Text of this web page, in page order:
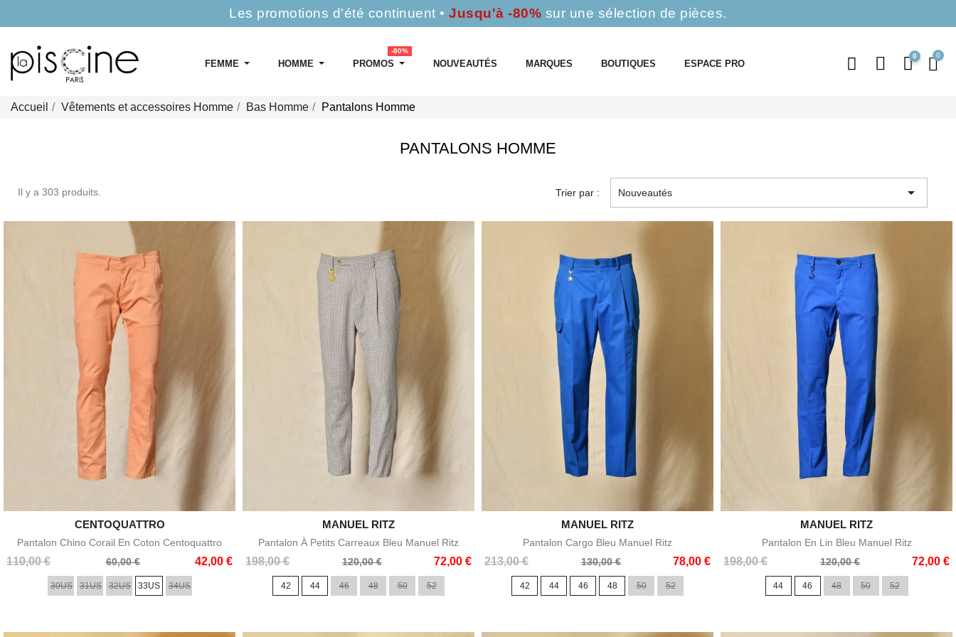
Les promotions d'été continuent •Jusqu'à -80% sur une sélection de pièces.
FEMME HOMME PROMOS
-80%
NOUVEAUTÉS MARQUES BOUTIQUES ESPACE PRO
0
Accueil Vêtements et accessoires Homme Bas Homme Pantalons Homme
PANTALONS HOMME
Il y a 303 produits. Trier par : Nouveautés 
Aperçu rapide
CENTOQUATTRO
Pantalon Chino Corail En Coton Centoquattro
110,00 €
Prix
60,00 € 42,00 €
Prix
30US 31US 32US 33US 34US
Aperçu rapide
MANUEL RITZ
Pantalon À Petits Carreaux Bleu Manuel Ritz
198,00 €
Prix
120,00 € 72,00 €
Prix
42 44 46 48 50 52
Aperçu rapide
MANUEL RITZ
Pantalon Cargo Bleu Manuel Ritz
213,00 €
Prix
130,00 € 78,00 €
Prix
42 44 46 48 50 52
Aperçu rapide
MANUEL RITZ
Pantalon En Lin Bleu Manuel Ritz
198,00 €
Prix
120,00 € 72,00 €
Prix
44 46 48 50 52